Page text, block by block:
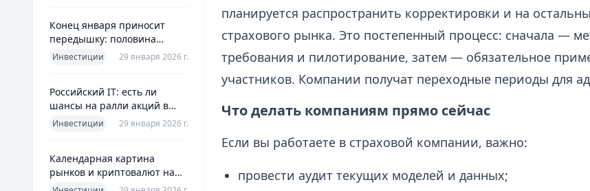
Конец января приносит
передышку: половина
годовой цели ЦБ «сделана»
Инвестиции 29 января 2026 г.
Российский IT: есть ли
шансы на ралли акций в
2026 без опоры на ИИ
Инвестиции 29 января 2026 г.
Календарная картина
рынков и криптовалют на
четверг, 29 января 2026
планируется распространить корректировки и на
страхового рынка. Это постепенный процесс: сначала —
требования и пилотирование, затем — обязательное
участников. Компании получат переходные периоды для
Что делать компаниям прямо сейчас
Если вы работаете в страховой компании, важно:
провести аудит текущих моделей и данных;